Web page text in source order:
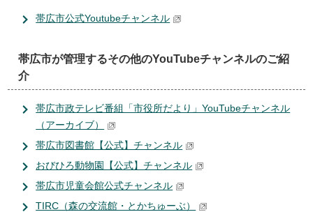
帯広市公式Youtubeチャンネル
帯広市が管理するその他のYouTubeチャンネルのご紹
介
帯広市政テレビ番組「市役所だより」YouTubeチャンネル
（アーカイブ）
帯広市図書館【公式】チャンネル
おびひろ動物園【公式】チャンネル
帯広市児童会館公式チャンネル
TIRC（森の交流館・とかちゅーぶ）